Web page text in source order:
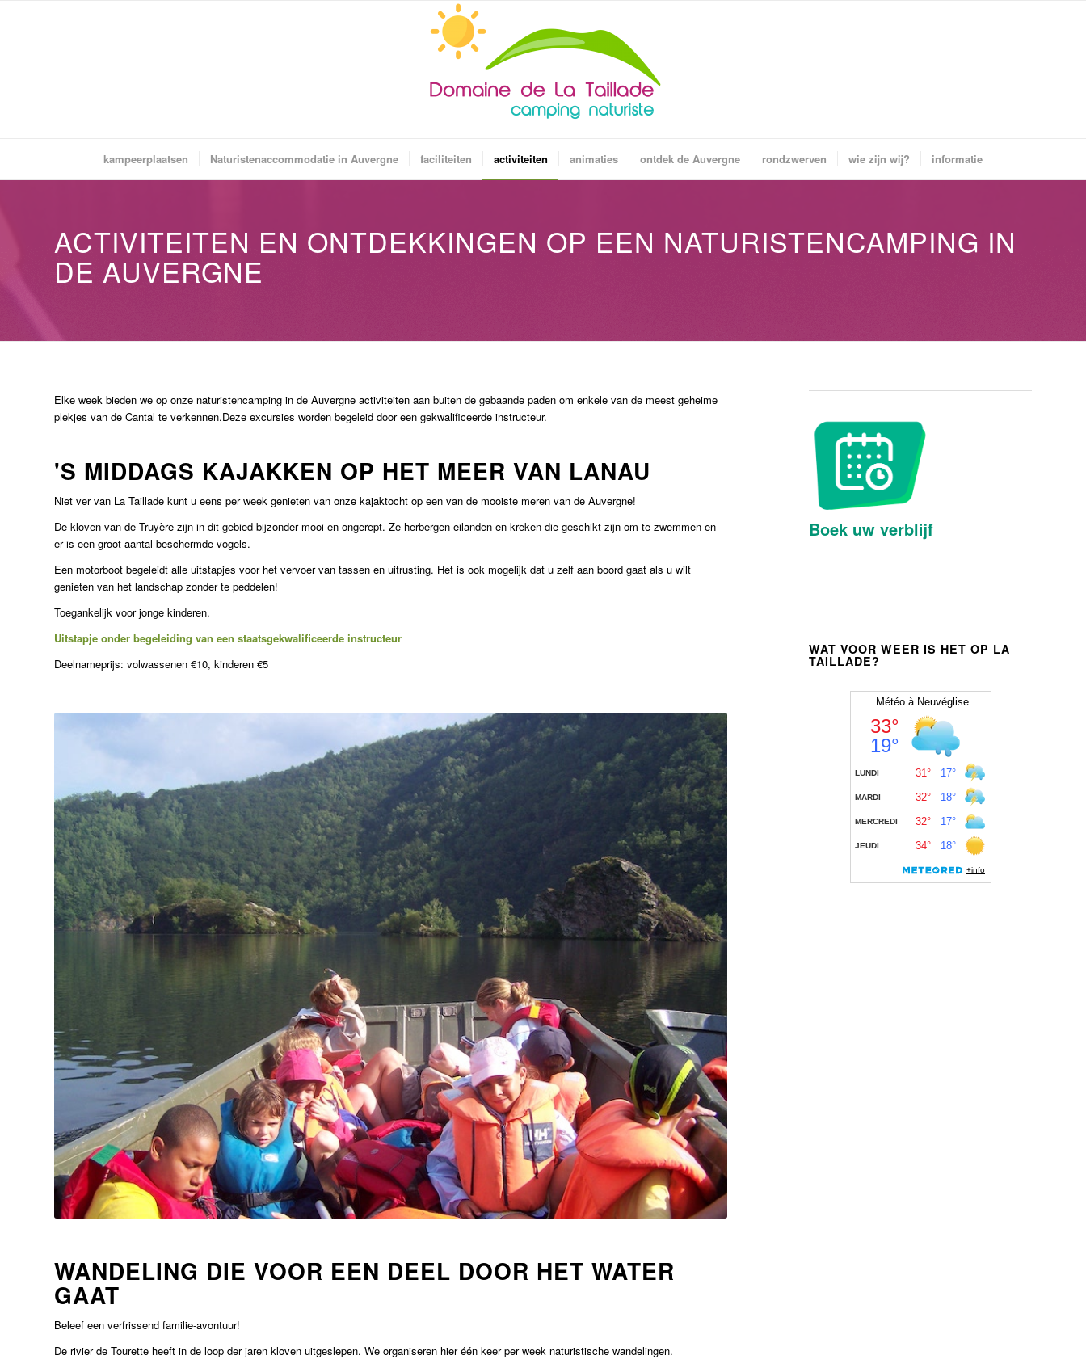
kampeerplaatsen Naturistenaccommodatie in Auvergne faciliteiten activiteiten animaties ontdek de Auvergne rondzwerven wie zijn wij? informatie
ACTIVITEITEN EN ONTDEKKINGEN OP EEN NATURISTENCAMPING IN
DE AUVERGNE
Elke week bieden we op onze naturistencamping in de Auvergne activiteiten aan buiten de gebaande paden om enkele van de meest geheime
plekjes van de Cantal te verkennen.Deze excursies worden begeleid door een gekwalificeerde instructeur.
'S MIDDAGS KAJAKKEN OP HET MEER VAN LANAU
Niet ver van La Taillade kunt u eens per week genieten van onze kajaktocht op een van de mooiste meren van de Auvergne!
De kloven van de Truyère zijn in dit gebied bijzonder mooi en ongerept. Ze herbergen eilanden en kreken die geschikt zijn om te zwemmen en
er is een groot aantal beschermde vogels.
Een motorboot begeleidt alle uitstapjes voor het vervoer van tassen en uitrusting. Het is ook mogelijk dat u zelf aan boord gaat als u wilt
genieten van het landschap zonder te peddelen!
Toegankelijk voor jonge kinderen.
Uitstapje onder begeleiding van een staatsgekwalificeerde instructeur
Deelnameprijs: volwassenen €10, kinderen €5
WANDELING DIE VOOR EEN DEEL DOOR HET WATER
GAAT
Beleef een verfrissend familie-avontuur!
De rivier de Tourette heeft in de loop der jaren kloven uitgeslepen. We organiseren hier één keer per week naturistische wandelingen.
Boek uw verblijf
WAT VOOR WEER IS HET OP LA
TAILLADE?